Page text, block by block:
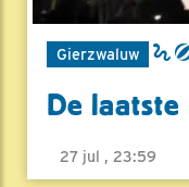
Gierzwaluw
De
27 jul , 23:59